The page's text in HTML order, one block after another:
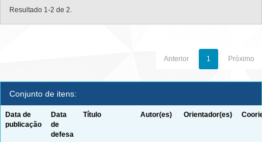
Resultado 1-2 de 2.
Anterior 1 Próximo
Conjunto de itens:
Data de
publicação
Data
de
defesa
Título Autor(es) Orientador(es)